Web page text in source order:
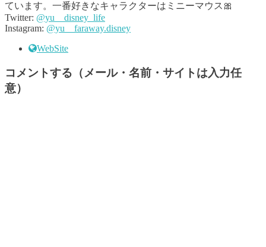
ています。一番好きなキャラクターはミニーマウス🎀
Twitter: @yu__disney_life
Instagram: @yu__faraway.disney
WebSite
コメントする（メール・名前・サイトは入力任
意）